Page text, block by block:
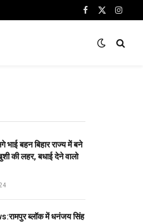
Facebook
X
बहन बिहार राज्य में बने
की लहर, बधाई देने वालो
ब्लॉक में धनंजय सिंह